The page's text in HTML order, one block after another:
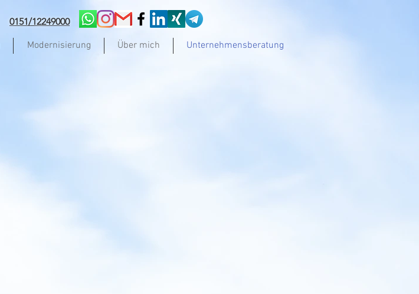
0151/12249000
Modernisierung Über mich Unternehmensberatung